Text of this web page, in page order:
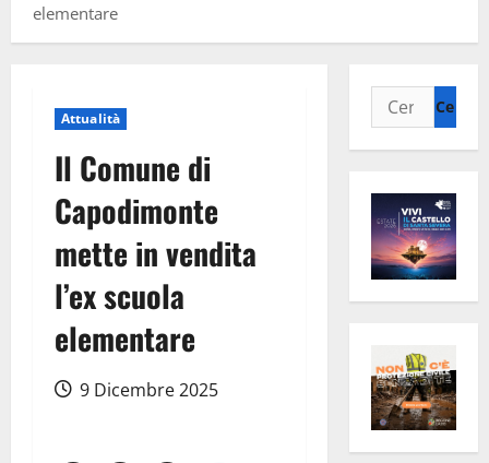
elementare
Attualità
Il Comune di
Capodimonte
mette in vendita
l’ex scuola
elementare
9 Dicembre 2025
Ricerca
per: